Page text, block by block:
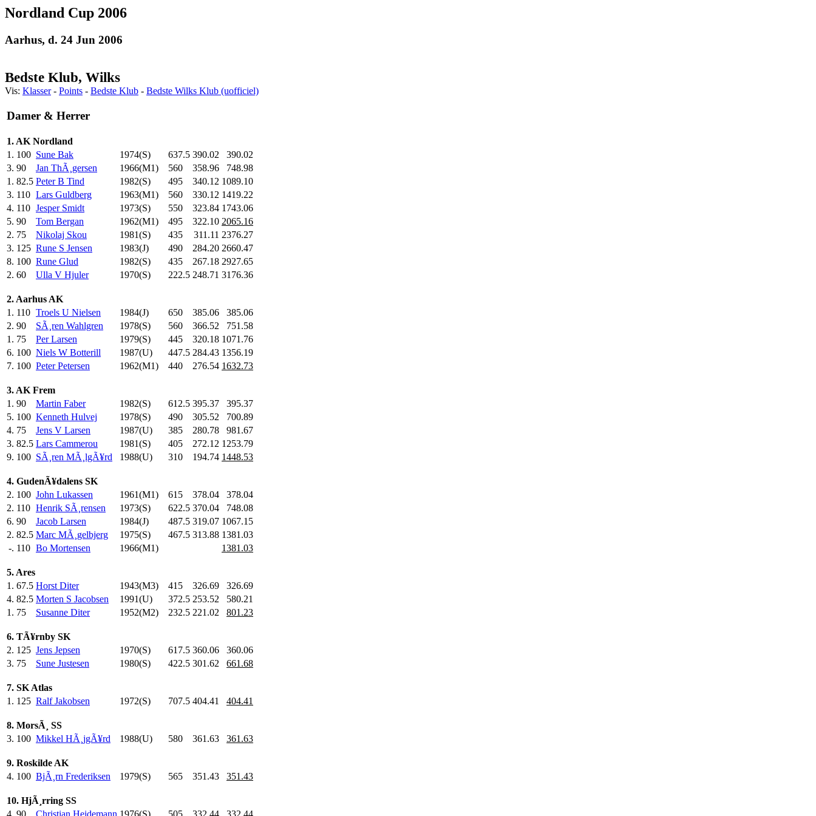
Nordland Cup 2006
Aarhus, d. 24 Jun 2006
Bedste Klub, Wilks
Vis: Klasser- Points - Bedste Klub - Bedste Wilks Klub (uofficiel)
Damer & Herrer
1. AK Nordland
1. 100 Sune Bak 1974(S) 637.5 390.02
390.02
3. 90 Jan ThÃ¸gersen 1966(M1) 560 358.96
748.98
1. 82.5 Peter B Tind 1982(S) 495 340.12 1089.10
3. 110 Lars Guldberg 1963(M1) 560 330.12 1419.22
4. 110 Jesper Smidt 1973(S) 550 323.84 1743.06
5. 90 Tom Bergan 1962(M1) 495 322.10 2065.16
2. 75 Nikolaj Skou 1981(S) 435 311.11 2376.27
3. 125 Rune S Jensen 1983(J) 490 284.20 2660.47
8. 100 Rune Glud 1982(S) 435 267.18 2927.65
2. 60 Ulla V Hjuler 1970(S) 222.5 248.71 3176.36
2. Aarhus AK
1. 110 Troels U Nielsen 1984(J) 650 385.06
385.06
2. 90 SÃ¸ren Wahlgren 1978(S) 560 366.52
751.58
1. 75 Per Larsen 1979(S) 445 320.18 1071.76
6. 100 Niels W Botterill 1987(U) 447.5 284.43 1356.19
7. 100 Peter Petersen 1962(M1) 440 276.54 1632.73
3. AK Frem
1. 90 Martin Faber 1982(S) 612.5 395.37
395.37
5. 100 Kenneth Hulvej 1978(S) 490 305.52
700.89
4. 75 Jens V Larsen 1987(U) 385 280.78
981.67
3. 82.5 Lars Cammerou 1981(S) 405 272.12 1253.79
9. 100 SÃ¸ren MÃ¸lgÃ¥rd 1988(U) 310 194.74 1448.53
4. GudenÃ¥dalens SK
2. 100 John Lukassen 1961(M1) 615 378.04
378.04
2. 110 Henrik SÃ¸rensen 1973(S) 622.5 370.04
748.08
6. 90 Jacob Larsen 1984(J) 487.5 319.07 1067.15
2. 82.5 Marc MÃ¸gelbjerg 1975(S) 467.5 313.88 1381.03
-. 110 Bo Mortensen 1966(M1) 1381.03
5. Ares
1. 67.5 Horst Diter 1943(M3) 415 326.69
326.69
4. 82.5 Morten S Jacobsen 1991(U) 372.5 253.52
580.21
1. 75 Susanne Diter 1952(M2) 232.5 221.02 801.23
6. TÃ¥rnby SK
2. 125 Jens Jepsen 1970(S) 617.5 360.06
360.06
3. 75 Sune Justesen 1980(S) 422.5 301.62 661.68
7. SK Atlas
1. 125 Ralf Jakobsen 1972(S) 707.5 404.41 404.41
8. MorsÃ¸ SS
3. 100 Mikkel HÃ¸jgÃ¥rd 1988(U) 580 361.63 361.63
9. Roskilde AK
4. 100 BjÃ¸rn Frederiksen 1979(S) 565 351.43 351.43
10. HjÃ¸rring SS
4. 90 Christian Heidemann 1976(S) 505 332.44 332.44